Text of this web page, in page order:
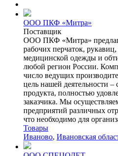
ООО ПКФ «Митра»
Поставщик
ООО ПКФ «Митра»
рабочих перчаток,
медицинской одежды и
любой регион России.
число ведущих
цель нашей деятельности –
продукта, полностью
заказчика. Мы
предприятий различных
что необходимо для
Товары
Иваново, Ивановская